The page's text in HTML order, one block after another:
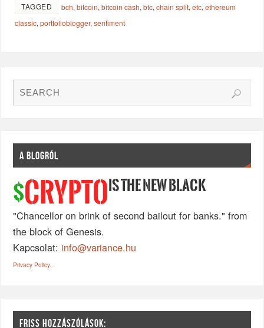
TAGGED bch,bitcoin,bitcoin cash,btc,chain split,etc,ethereum
classic,portfolioblogger,sentiment
A BLOGRÓL
$CRYPTO IS THE NEW BLACK
"Chancellor on brink of second bailout for banks." from
the block of Genesis.
Kapcsolat: info@variance.hu
Privacy Policy...
FRISS HOZZÁSZÓLÁSOK: